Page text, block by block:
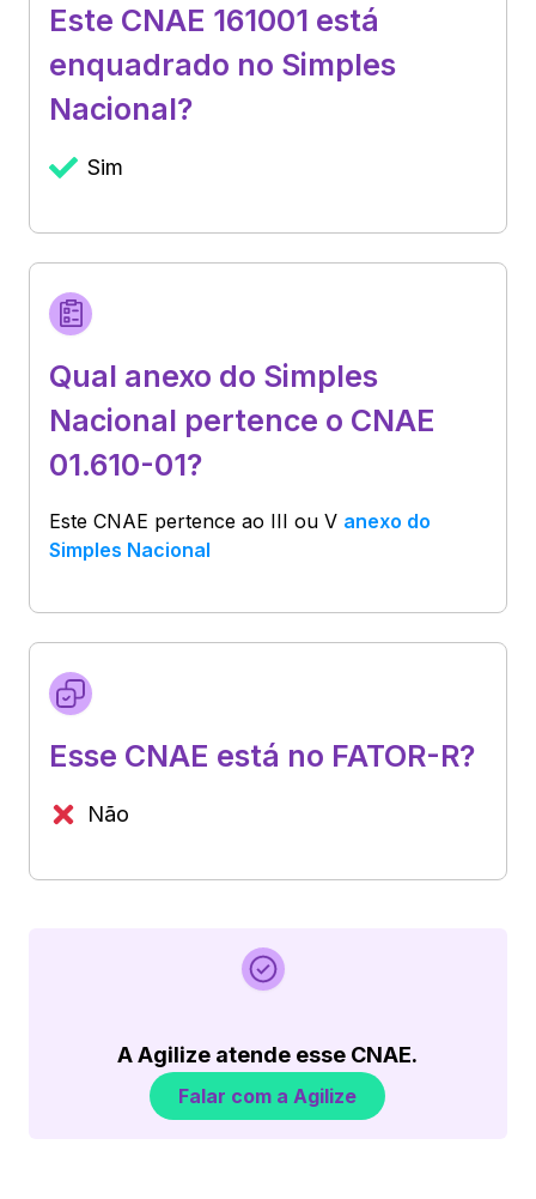
Este CNAE 161001 está
enquadrado no Simples
Nacional?
Sim
Qual anexo do Simples
Nacional pertence o CNAE
01.610-01?
Este CNAE pertence ao III ou V anexo do
Simples Nacional
Esse CNAE está no FATOR-R?
Não
A Agilize atende esse CNAE.
Falar com a Agilize